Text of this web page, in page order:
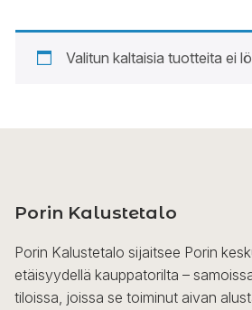
Valitun kaltaisia tuotteita ei
Porin Kalustetalo
Porin Kalustetalo sijaitsee Porin
etäisyydellä kauppatorilta –
tiloissa, joissa se toiminut aivan